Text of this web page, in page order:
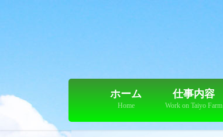
動
に
ホーム
Home
仕事内容
Work on Taiyo Farm